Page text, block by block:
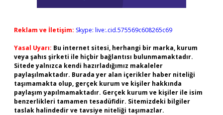
Reklam ve İletişim: Skype: live:.cid.575569c608265c69
Yasal Uyarı: Bu internet sitesi, herhangi bir marka, kurum
veya şahıs şirketi ile hiçbir bağlantısı bulunmamaktadır.
Sitede yalnızca kendi hazırladığımız makaleler
paylaşılmaktadır. Burada yer alan içerikler haber niteliği
taşımamakta olup, gerçek kurum ve kişiler hakkında
paylaşım yapılmamaktadır. Gerçek kurum ve kişiler ile isim
benzerlikleri tamamen tesadüfidir. Sitemizdeki bilgiler
taslak halindedir ve tavsiye niteliği taşımazlar.